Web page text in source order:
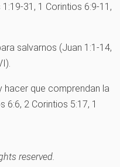
31, 1 Corintios 6:9-11,
salvarnos (Juan 1:1-14,
hacer que comprendan la
6:6, 2 Corintios 5:17, 1
reserved.